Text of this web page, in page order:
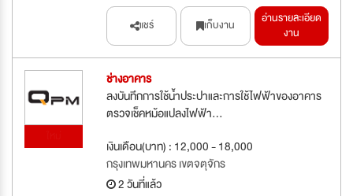
แชร์ เก็บงาน
อ่านรายละเอียด
งาน
ช่างอาคาร
ลงบันทึกการใช้นํ้าประปาและการใช้ไฟฟ้าของอาคาร
ตรวจเช็คหม้อแปลงไฟฟ้า...
เงินเดือน(บาท) : 12,000 - 18,000
กรุงเทพมหานคร เขตจตุจักร
2 วันที่แล้ว